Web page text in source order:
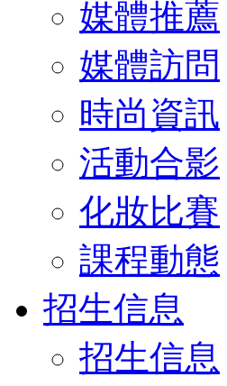
媒體推薦
媒體訪問
時尚資訊
活動合影
化妝比賽
課程動態
招生信息
招生信息